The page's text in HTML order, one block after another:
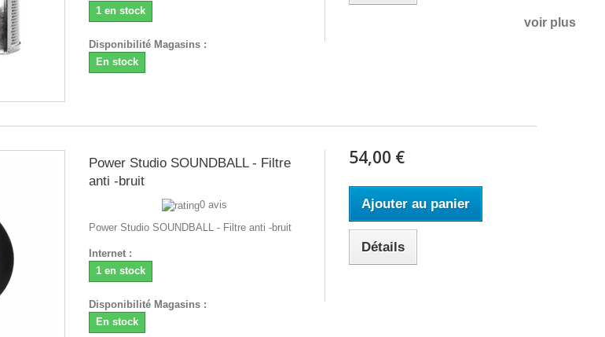
1 en stock
Disponibilité Magasins :
En stock
Power Studio SOUNDBALL - Filtre
anti -bruit
0 avis
Power Studio SOUNDBALL - Filtre anti -bruit
Internet :
1 en stock
Disponibilité Magasins :
En stock
54,00 €
Ajouter au panier
Détails
voir plus